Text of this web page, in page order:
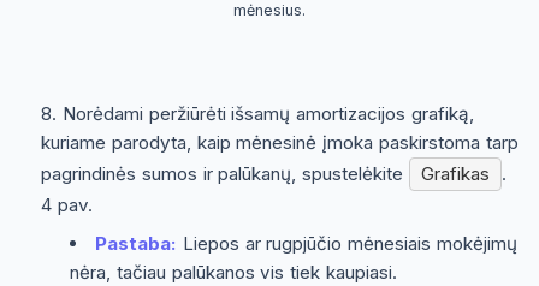
mėnesius.
Norėdami peržiūrėti išsamų amortizacijos grafiką,
kuriame parodyta, kaip mėnesinė įmoka paskirstoma tarp
pagrindinės sumos ir palūkanų, spustelėkite
Grafikas
.
4 pav.
Pastaba: Liepos ar rugpjūčio mėnesiais mokėjimų
nėra, tačiau palūkanos vis tiek kaupiasi.